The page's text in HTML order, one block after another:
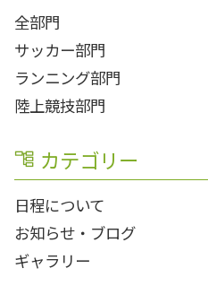
全部門
サッカー部門
ランニング部門
陸上競技部門
カテゴリー
日程について
お知らせ・ブログ
ギャラリー